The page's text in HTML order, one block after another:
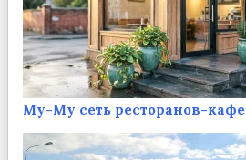
Му-Му сеть ресторанов-кафе